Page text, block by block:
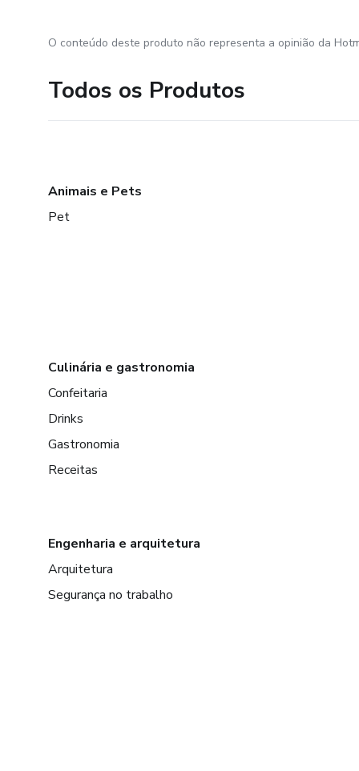
O conteúdo deste produto não representa a opinião da
Todos os Produtos
Animais e Pets
Pet
Culinária e gastronomia
Confeitaria
Drinks
Gastronomia
Receitas
Engenharia e arquitetura
Arquitetura
Segurança no trabalho